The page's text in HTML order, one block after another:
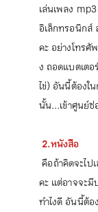
เล่นเพลง
อิเล็กทรอนิกส์
คะ อย่างโทรศั
ง ถอดแบตเต
ไข่) อันนี้ต้องใ
นั้น...เข้าศูนย์ซ่
2.หนังสือ
คือถ้าคิดจะไป
คะ แต่อาจจะ
ทำไงดี อันนี้ต้อ